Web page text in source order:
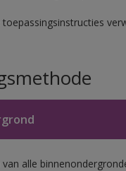
van alle